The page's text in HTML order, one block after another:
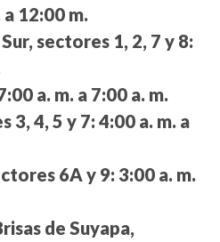
a 12:00 m.
sectores 1, 2, 7 y 8:
a. m. a 7:00 a. m.
3, 4, 5 y 7: 4:00 a. m. a
6A y 9: 3:00 a. m.
de Suyapa,